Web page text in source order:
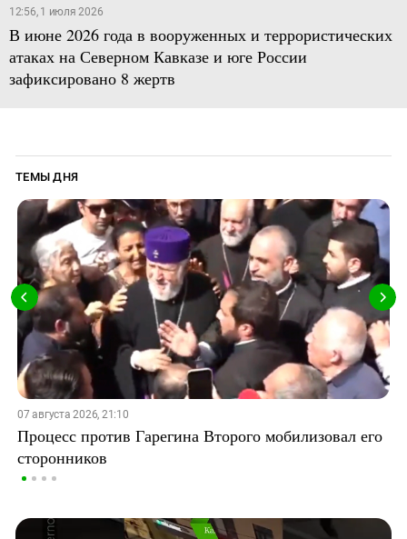
12:56, 1 июля 2026
В июне 2026 года в вооруженных и террористических
атаках на Северном Кавказе и юге России
зафиксировано 8 жертв
ТЕМЫ ДНЯ
07 августа 2026, 21:10
Процесс против Гарегина Второго мобилизовал его
сторонников